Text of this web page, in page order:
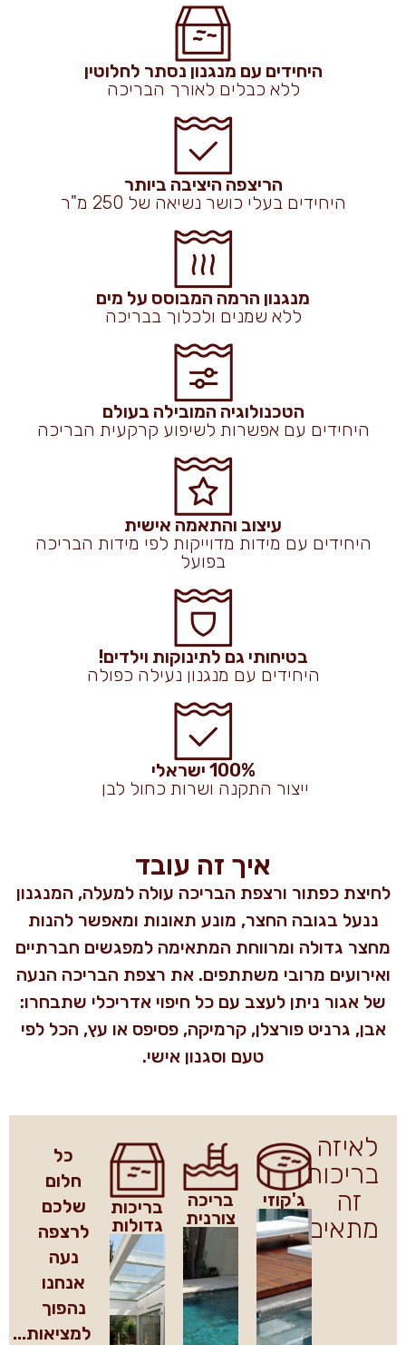
היחידים עם מנגנון נסתר לחלוטין
ללא כבלים לאורך הבריכה
הריצפה היציבה ביותר
היחידים בעלי כושר נשיאה של 250 מ"ר
מנגנון הרמה המבוסס על מים
ללא שמנים ולכלוך בבריכה
הטכנולוגיה המובילה בעולם
היחידים עם אפשרות לשיפוע קרקעית הבריכה
עיצוב והתאמה אישית
היחידים עם מידות מדוייקות לפי מידות הבריכה
בפועל
בטיחותי גם לתינוקות וילדים!
היחידים עם מנגנון נעילה כפולה
100% ישראלי
ייצור התקנה ושרות כחול לבן
איך זה עובד
לחיצת כפתור ורצפת הבריכה עולה למעלה, המנגנון
ננעל בגובה החצר, מונע תאונות ומאפשר להנות
מחצר גדולה ומרווחת המתאימה למפגשים חברתיים
ואירועים מרובי משתתפים. את רצפת הבריכה הנעה
של אגור ניתן לעצב עם כל חיפוי אדריכלי שתבחרו:
אבן, גרניט פורצלן, קרמיקה, פסיפס או עץ, הכל לפי
טעם וסגנון אישי.
לאיזה
בריכות
זה
מתאים?
ג'קוזי
בריכה
צורנית
בריכות
גדולות
כל
חלום
שלכם
לרצפה
נעה
אנחנו
נהפוך
למציאות...